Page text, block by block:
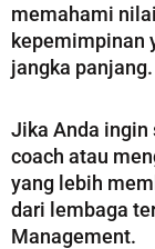
memahami
kepemimpinan
jangka panjang.
Jika Anda ingin
coach atau
yang lebih
dari lembaga
Management.